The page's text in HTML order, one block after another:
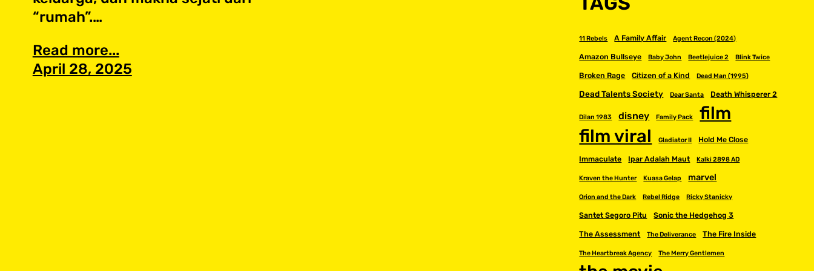
“rumah”.…
Read more...
April 28, 2025
11 Rebels A Family Affair Agent Recon (2024)
Amazon Bullseye Baby John Beetlejuice 2 Blink Twice
Broken Rage Citizen of a Kind Dead Man (1995)
Dead Talents Society Dear Santa Death Whisperer 2
Dilan 1983 disney Family Pack
film
film viral
Gladiator II Hold Me Close
Immaculate Ipar Adalah Maut Kalki 2898 AD
Kraven the Hunter Kuasa Gelap marvel
Orion and the Dark Rebel Ridge Ricky Stanicky
Santet Segoro Pitu Sonic the Hedgehog 3
The Assessment The Deliverance The Fire Inside
The Heartbreak Agency The Merry Gentlemen